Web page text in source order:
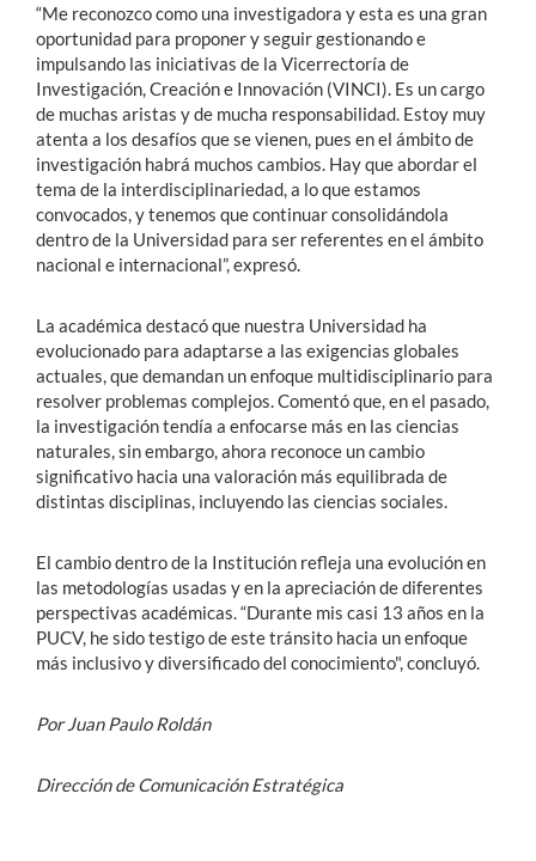
“Me reconozco como una investigadora y esta es una gran
oportunidad para proponer y seguir gestionando e
impulsando las iniciativas de la Vicerrectoría de
Investigación, Creación e Innovación (VINCI). Es un cargo
de muchas aristas y de mucha responsabilidad. Estoy muy
atenta a los desafíos que se vienen, pues en el ámbito de
investigación habrá muchos cambios. Hay que abordar el
tema de la interdisciplinariedad, a lo que estamos
convocados, y tenemos que continuar consolidándola
dentro de la Universidad para ser referentes en el ámbito
nacional e internacional”, expresó.
La académica destacó que nuestra Universidad ha
evolucionado para adaptarse a las exigencias globales
actuales, que demandan un enfoque multidisciplinario para
resolver problemas complejos. Comentó que, en el pasado,
la investigación tendía a enfocarse más en las ciencias
naturales, sin embargo, ahora reconoce un cambio
significativo hacia una valoración más equilibrada de
distintas disciplinas, incluyendo las ciencias sociales.
El cambio dentro de la Institución refleja una evolución en
las metodologías usadas y en la apreciación de diferentes
perspectivas académicas. “Durante mis casi 13 años en la
PUCV, he sido testigo de este tránsito hacia un enfoque
más inclusivo y diversificado del conocimiento", concluyó.
Por Juan Paulo Roldán
Dirección de Comunicación Estratégica